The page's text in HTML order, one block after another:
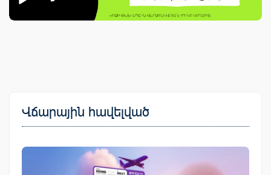
Վճարային հավելված